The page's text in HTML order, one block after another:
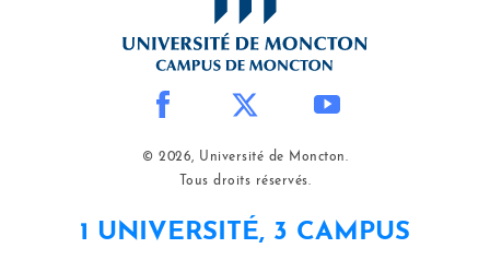
© 2026, Université de Moncton.
Tous droits réservés.
1 UNIVERSITÉ, 3 CAMPUS